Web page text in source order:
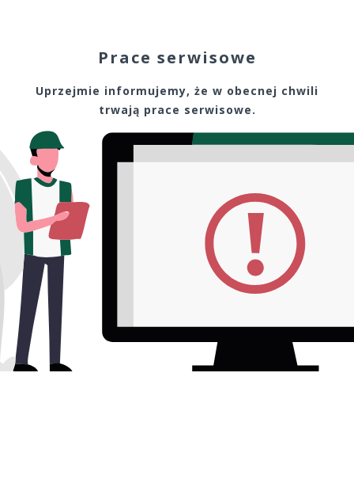
Prace serwisowe
Uprzejmie informujemy, że w obecnej chwili
trwają prace serwisowe.